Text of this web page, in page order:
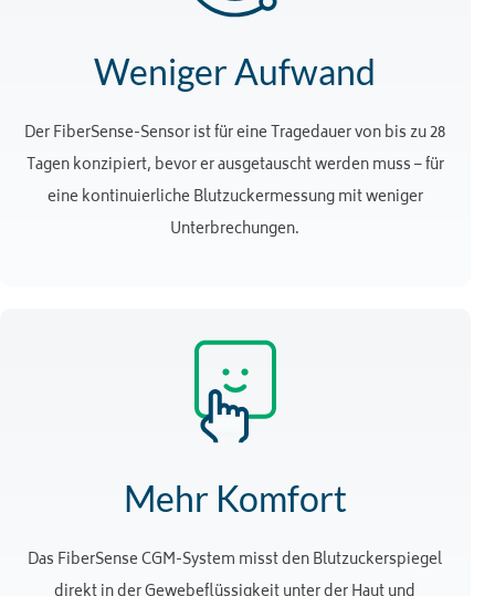
Weniger Aufwand
Der FiberSense-Sensor ist für eine Tragedauer von bis zu 28
Tagen konzipiert, bevor er ausgetauscht werden muss – für
eine kontinuierliche Blutzuckermessung mit weniger
Unterbrechungen.
Mehr Komfort
Das FiberSense CGM-System misst den Blutzuckerspiegel